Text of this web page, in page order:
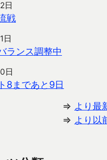
日
戦
日
ランス調整中
日
8まであと9日
⇒ より最
⇒ より以